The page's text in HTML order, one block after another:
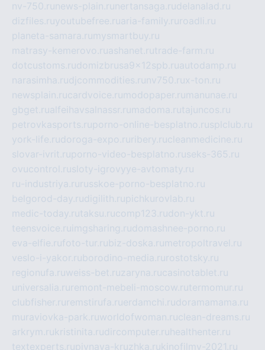
nv-750.ru news-plain.ru nertansaga.rudelanalad.ru
dizfiles.ruyoutubefree.ruaria-family.ru roadli.ru
planeta-samara.ru mysmartbuy.ru
matrasy-kemerovo.ruashanet.rutrade-farm.ru
dotcustoms.rudomizbrusa9x12spb.ruautodamp.ru
narasimha.rudjcommodities.ru nv750.rux-ton.ru
newsplain.rucardvoice.ru modopaper.ru manunae.ru
gbget.rualfeihavsalnassr.ru madoma.rutajuncos.ru
petrovkasports.ruporno-online-besplatno.rusplclub.ru
york-life.rudoroga-expo.ru ribery.rucleanmedicine.ru
slovar-ivrit.ruporno-video-besplatno.ruseks-365.ru
ovucontrol.rusloty-igrovyye-avtomaty.ru
ru-industriya.ru russkoe-porno-besplatno.ru
belgorod-day.rudigilith.rupichkurovlab.ru
medic-today.rutaksu.rucomp123.rudon-ykt.ru
teensvoice.ru imgsharing.rudomashnee-porno.ru
eva-elfie.rufoto-tur.rubiz-doska.ru metropoltravel.ru
veslo-i-yakor.ruborodino-media.ru rostotsky.ru
regionufa.ruweiss-bet.ruzaryna.rucasinotablet.ru
universalia.ru remont-mebeli-moscow.rutermomur.ru
clubfisher.ru remstirufa.ruerdamchi.rudoramamama.ru
muraviovka-park.ruworldofwoman.ruclean-dreams.ru
arkrym.rukristinita.rudircomputer.ru healthenter.ru
textexperts.rupivnaya-kruzhka.rukinofilmy-2021.ru